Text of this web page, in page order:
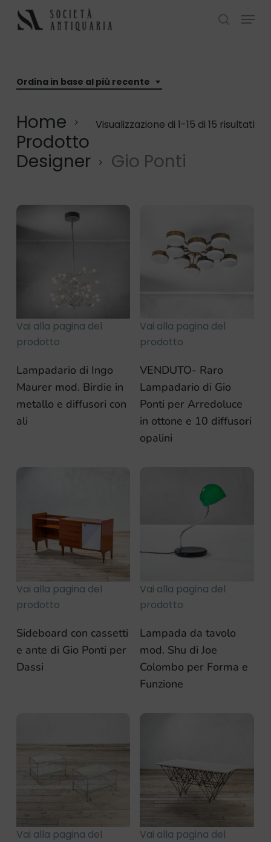
Skip
search
Menu
Ordina in base al più recente
Visualizzazione di 1-15 di 15 risultati
Home
Prodotto
Designer
Gio Ponti
Vai alla pagina del
prodotto
Lampadario di Ingo
Maurer mod. Birdie in
metallo e diffusori con
ali
Vai alla pagina del
prodotto
VENDUTO- Raro
Lampadario di Gio
Ponti per Arredoluce
in ottone e 10 diffusori
opalini
Vai alla pagina del
prodotto
Sideboard con cassetti
e ante di Gio Ponti per
Dassi
Vai alla pagina del
prodotto
Lampada da tavolo
mod. Shu di Joe
Colombo per Forma e
Funzione
Vai alla pagina del
Vai alla pagina del